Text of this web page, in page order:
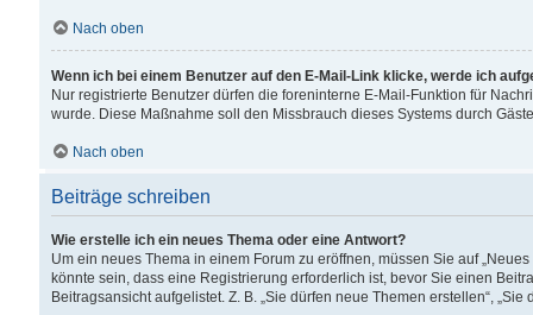
Nach oben
Wenn ich bei einem Benutzer auf den E-Mail-Link klicke, werde ich
Nur registrierte Benutzer dürfen die foreninterne E-Mail-Funktion für
wurde. Diese Maßnahme soll den Missbrauch dieses Systems durch
Nach oben
Beiträge schreiben
Wie erstelle ich ein neues Thema oder eine Antwort?
Um ein neues Thema in einem Forum zu eröffnen, müssen Sie auf
könnte sein, dass eine Registrierung erforderlich ist, bevor Sie einen
Beitragsansicht aufgelistet. Z. B. „Sie dürfen neue Themen erstellen“,